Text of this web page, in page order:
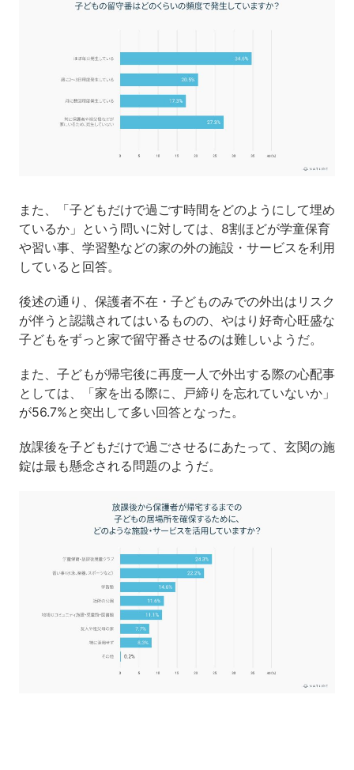
また、「子どもだけで過ごす時間をどのようにして埋め
ているか」という問いに対しては、8割ほどが学童保育
や習い事、学習塾などの家の外の施設・サービスを利用
していると回答。
後述の通り、保護者不在・子どものみでの外出はリスク
が伴うと認識されてはいるものの、やはり好奇心旺盛な
子どもをずっと家で留守番させるのは難しいようだ。
また、子どもが帰宅後に再度一人で外出する際の心配事
としては、「家を出る際に、戸締りを忘れていないか」
が56.7%と突出して多い回答となった。
放課後を子どもだけで過ごさせるにあたって、玄関の施
錠は最も懸念される問題のようだ。